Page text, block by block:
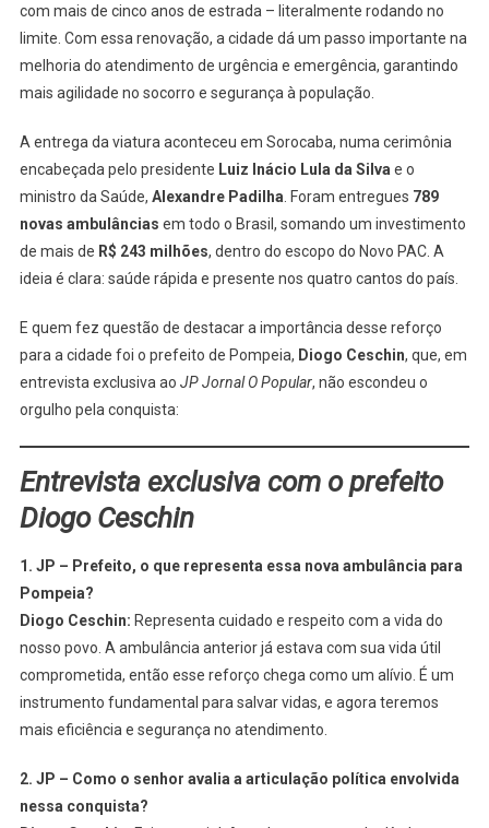
com mais de cinco anos de estrada – literalmente rodando no
limite. Com essa renovação, a cidade dá um passo importante na
melhoria do atendimento de urgência e emergência, garantindo
mais agilidade no socorro e segurança à população.
A entrega da viatura aconteceu em Sorocaba, numa cerimônia
encabeçada pelo presidente Luiz Inácio Lula da Silva e o
ministro da Saúde, Alexandre Padilha . Foram entregues 789
novas ambulâncias em todo o Brasil, somando um investimento
de mais de R$ 243 milhões, dentro do escopo do Novo PAC. A
ideia é clara: saúde rápida e presente nos quatro cantos do país.
E quem fez questão de destacar a importância desse reforço
para a cidade foi o prefeito de Pompeia, Diogo Ceschin, que, em
entrevista exclusiva ao JP Jornal O Popular, não escondeu o
orgulho pela conquista:
Entrevista exclusiva com o prefeito
Diogo Ceschin
1. JP – Prefeito, o que representa essa nova ambulância para
Pompeia?
Diogo Ceschin: Representa cuidado e respeito com a vida do
nosso povo. A ambulância anterior já estava com sua vida útil
comprometida, então esse reforço chega como um alívio. É um
instrumento fundamental para salvar vidas, e agora teremos
mais eficiência e segurança no atendimento.
2. JP – Como o senhor avalia a articulação política envolvida
nessa conquista?